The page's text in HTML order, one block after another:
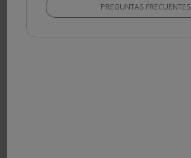
PREGUNTAS FRECUENTES